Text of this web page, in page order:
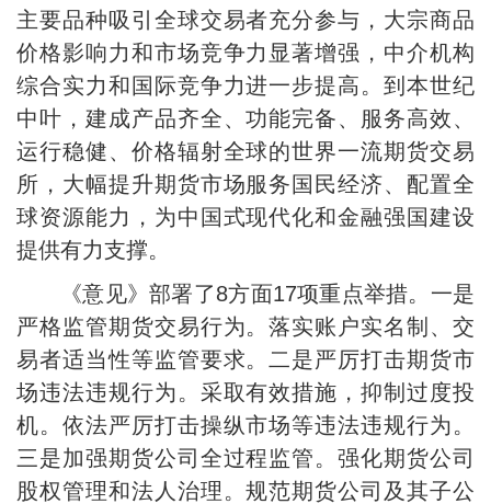
主要品种吸引全球交易者充分参与，大宗商品
价格影响力和市场竞争力显著增强，中介机构
综合实力和国际竞争力进一步提高。到本世纪
中叶，建成产品齐全、功能完备、服务高效、
运行稳健、价格辐射全球的世界一流期货交易
所，大幅提升期货市场服务国民经济、配置全
球资源能力，为中国式现代化和金融强国建设
提供有力支撑。
《意见》部署了8方面17项重点举措。一是
严格监管期货交易行为。落实账户实名制、交
易者适当性等监管要求。二是严厉打击期货市
场违法违规行为。采取有效措施，抑制过度投
机。依法严厉打击操纵市场等违法违规行为。
三是加强期货公司全过程监管。强化期货公司
股权管理和法人治理。规范期货公司及其子公